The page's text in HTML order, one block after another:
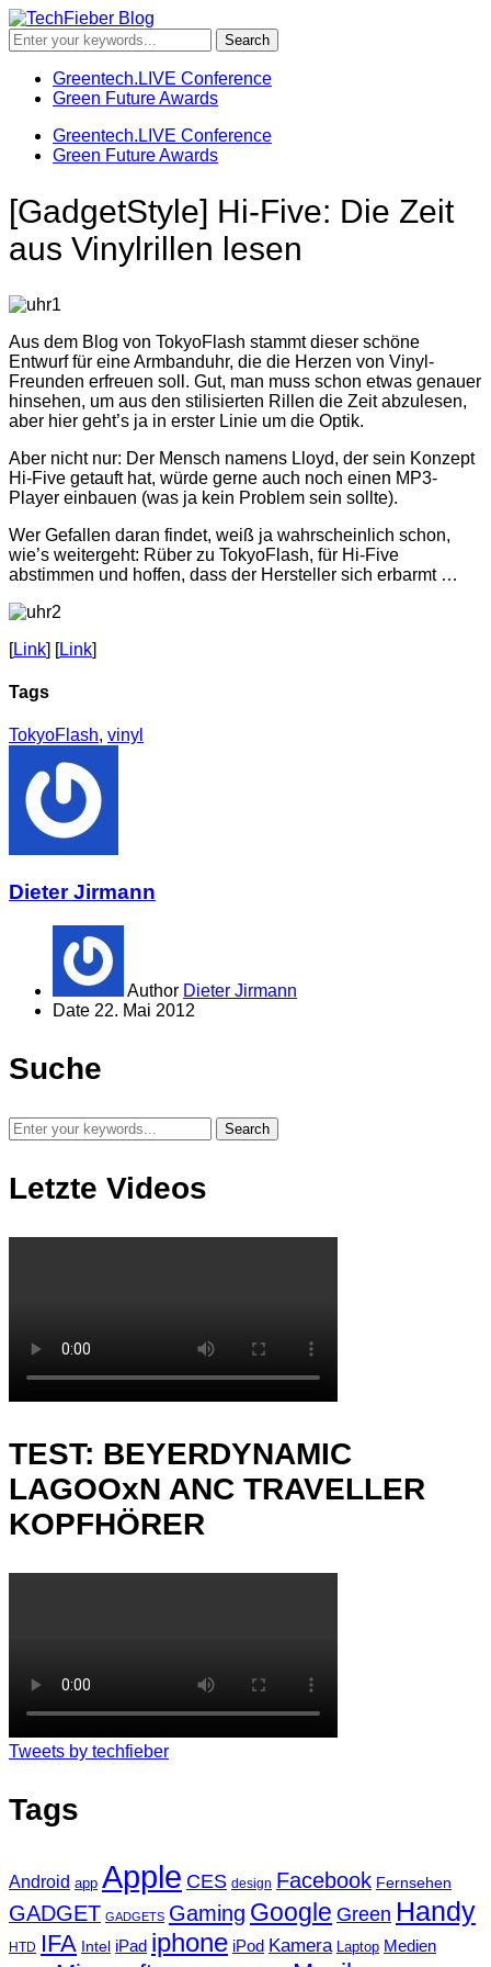
Greentech.LIVE Conference
Green Future Awards
Greentech.LIVE Conference
Green Future Awards
[GadgetStyle] Hi-Five: Die Zeit
aus Vinylrillen lesen
Aus dem Blog von TokyoFlash stammt dieser schöne
Entwurf für eine Armbanduhr, die die Herzen von Vinyl-
Freunden erfreuen soll. Gut, man muss schon etwas genauer
hinsehen, um aus den stilisierten Rillen die Zeit abzulesen,
aber hier geht’s ja in erster Linie um die Optik.
Aber nicht nur: Der Mensch namens Lloyd, der sein Konzept
Hi-Five getauft hat, würde gerne auch noch einen MP3-
Player einbauen (was ja kein Problem sein sollte).
Wer Gefallen daran findet, weiß ja wahrscheinlich schon,
wie’s weitergeht: Rüber zu TokyoFlash, für Hi-Five
abstimmen und hoffen, dass der Hersteller sich erbarmt …
[Link] [Link]
Tags
TokyoFlash, vinyl
Dieter Jirmann
Author Dieter Jirmann
Date 22. Mai 2012
Suche
Letzte Videos
TEST: BEYERDYNAMIC
LAGOOxN ANC TRAVELLER
KOPFHÖRER
Tweets by techfieber
Tags
Android app Apple CES design Facebook Fernsehen
GADGET GADGETS Gaming Google Green Handy
HTD IFA Intel iPad iphone iPod Kamera Laptop Medien